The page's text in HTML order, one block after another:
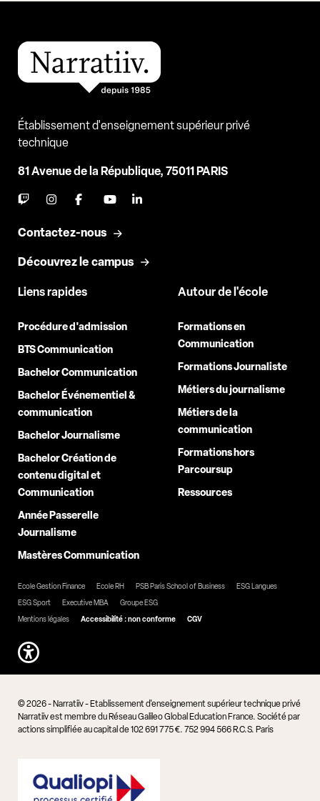
Établissement d'enseignement supérieur privé
technique
81 Avenue de la République, 75011 PARIS
Contactez-nous
Découvrez le campus
Liens rapides
Procédure d'admission
BTS Communication
Bachelor Communication
Bachelor Événementiel &
communication
Bachelor Journalisme
Bachelor Création de
contenu digital et
Communication
Année Passerelle
Journalisme
Mastères Communication
Autour de l'école
Formations en
Communication
Formations Journaliste
Métiers du journalisme
Métiers de la
communication
Formations hors
Parcoursup
Ressources
Ecole Gestion Finance Ecole RH PSB Paris School of Business
ESG Langues
ESG Sport
Executive MBA
Groupe ESG
Mentions légales
Accessibilité : non conforme CGV
© 2026 - Narratiiv - Etablissement d'enseignement supérieur technique privé
Narratiiv est membre du Réseau Galileo Global Education France. Société par
actions simplifiée au capital de 102 691 775 €. 752 994 566 R.C.S. Paris